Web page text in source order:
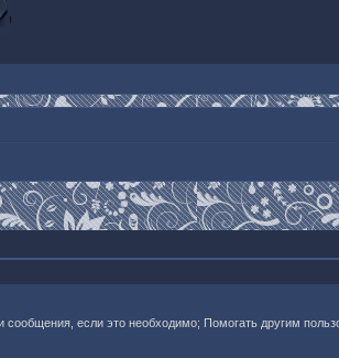
если это необходимо; Помогать другим